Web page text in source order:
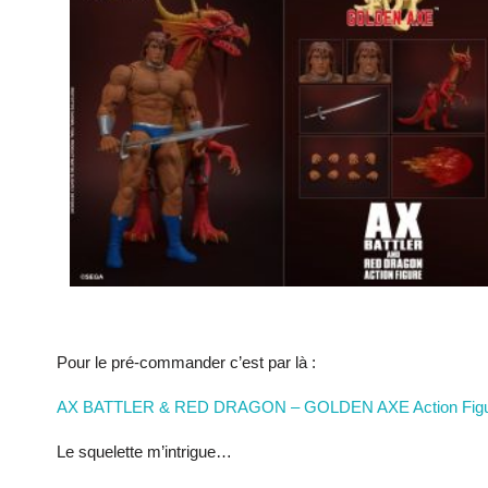
Pour le pré-commander c’est par là :
AX BATTLER & RED DRAGON – GOLDEN AXE Action
Le squelette m’intrigue…